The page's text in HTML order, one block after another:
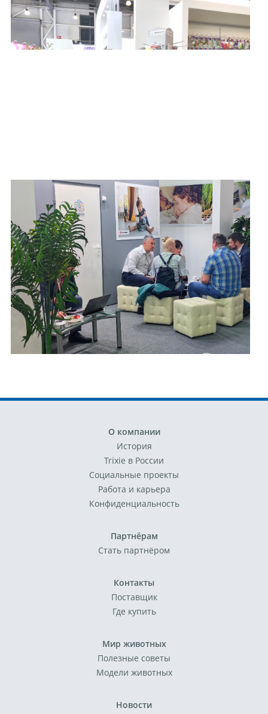
О компании
История
Trixie в России
Социальные проекты
Работа и карьера
Конфиденциальность
Партнёрам
Стать партнёром
Контакты
Поставщик
Где купить
Мир животных
Полезные советы
Модели животных
Новости